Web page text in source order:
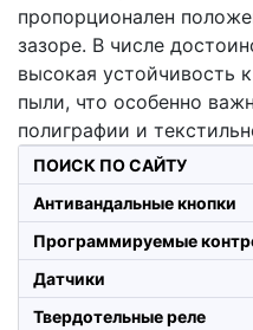
пропорционален
зазоре. В числе
высокая устойчивость
пыли, что особенно
полиграфии и
ПОИСК ПО САЙТУ
Антивандальные кнопки
Программируемые
Датчики
Твердотельные реле